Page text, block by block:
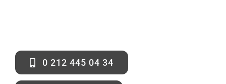
0 212 445 04 34